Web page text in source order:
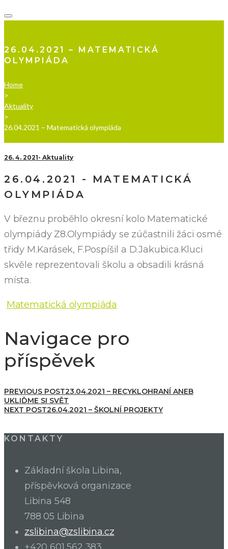
26.04.2021 – MATEMATICKÁ
OLYMPIÁDA
Home
>
Aktuality
>
26.04.2021 – Matematická olympiáda
26. 4. 2021 Aktuality
26.04.2021 - MATEMATICKÁ
OLYMPIÁDA
V březnu proběhlo okresní kolo Matematické
olympiády Z8.Olympiády se zúčastnili žáci osmé
třidy M.Karásek, F.Pospíšil a D.Jakubica.Kluci
skvěle reprezentovali školu a obsadili krásná
místa.
Matematická olympiáda
Navigace pro
příspěvek
PREVIOUS POST23.04.2021 – RECYKLOHRANÍ ANEB
UKLIĎME SI SVĚT
NEXT POST26.04.2021 – ŠKOLNÍ PROJEKTY
KONTAKTY
Základní škola Libina,
příspěvková organizace
Libina 548
788 05 Libina
zslibina@zslibina.cz